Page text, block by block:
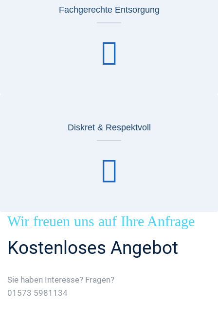
Fachgerechte Entsorgung
Diskret & Respektvoll
Wir freuen uns auf Ihre Anfrage
Kostenloses Angebot
Sie haben Interesse? Fragen?
01573 5981134